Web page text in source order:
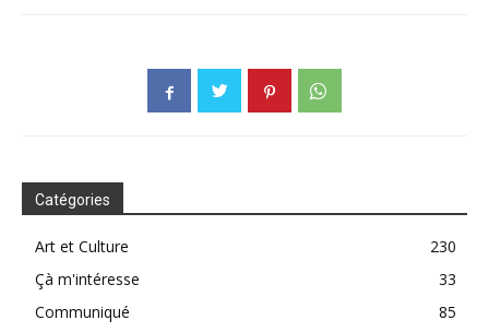
Catégories
Art et Culture
230
Çà m'intéresse
33
Communiqué
85